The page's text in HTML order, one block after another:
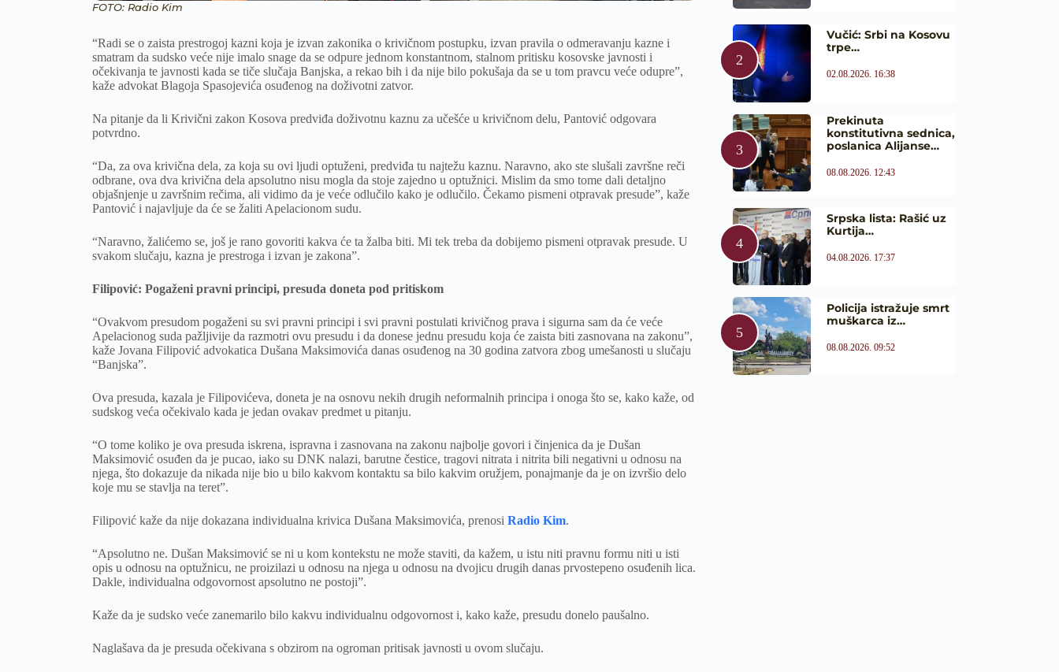
FOTO: Radio Kim
“Radi se o zaista prestrogoj kazni koja je izvan zakonika o krivičnom postupku, izvan pravila o odmeravanju kazne i
smatram da sudsko veće nije imalo snage da se odpure jednom konstantnom, stalnom pritisku kosovske javnosti i
očekivanja te javnosti kada se tiče slučaja Banjska, a rekao bih i da nije bilo pokušaja da se u tom pravcu veće odupre”,
kaže advokat Blagoja Spasojevića osuđenog na doživotni zatvor.
Na pitanje da li Krivični zakon Kosova predviđa doživotnu kaznu za učešće u krivičnom delu, Pantović odgovara
potvrdno.
“Da, za ova krivična dela, za koja su ovi ljudi optuženi, predviđa tu najtežu kaznu. Naravno, ako ste slušali završne reči
odbrane, ova dva krivična dela apsolutno nisu mogla da stoje zajedno u optužnici. Mislim da smo tome dali detaljno
objašnjenje u završnim rečima, ali vidimo da je veće odlučilo kako je odlučilo. Čekamo pismeni otpravak presude”, kaže
Pantović i najavljuje da će se žaliti Apelacionom sudu.
“Naravno, žalićemo se, još je rano govoriti kakva će ta žalba biti. Mi tek treba da dobijemo pismeni otpravak presude. U
svakom slučaju, kazna je prestroga i izvan je zakona”.
Filipović: Pogaženi pravni principi, presuda doneta pod pritiskom
“Ovakvom presudom pogaženi su svi pravni principi i svi pravni postulati krivičnog prava i sigurna sam da će veće
Apelacionog suda pažljivije da razmotri ovu presudu i da donese jednu presudu koja će zaista biti zasnovana na zakonu”,
kaže Jovana Filipović advokatica Dušana Maksimovića danas osuđenog na 30 godina zatvora zbog umešanosti u slučaju
“Banjska”.
Ova presuda, kazala je Filipovićeva, doneta je na osnovu nekih drugih neformalnih principa i onoga što se, kako kaže, od
sudskog veća očekivalo kada je jedan ovakav predmet u pitanju.
“O tome koliko je ova presuda iskrena, ispravna i zasnovana na zakonu najbolje govori i činjenica da je Dušan
Maksimović osuđen da je pucao, iako su DNK nalazi, barutne čestice, tragovi nitrata i nitrita bili negativni u odnosu na
njega, što dokazuje da nikada nije bio u bilo kakvom kontaktu sa bilo kakvim oružjem, ponajmanje da je on izvršio delo
koje mu se stavlja na teret”.
Filipović kaže da nije dokazana individualna krivica Dušana Maksimovića, prenosi Radio Kim.
“Apsolutno ne. Dušan Maksimović se ni u kom kontekstu ne može staviti, da kažem, u istu niti pravnu formu niti u isti
opis u odnosu na optužnicu, ne proizilazi u odnosu na njega u odnosu na dvojicu drugih danas prvostepeno osuđenih lica.
Dakle, individualna odgovornost apsolutno ne postoji”.
Kaže da je sudsko veće zanemarilo bilo kakvu individualnu odgovornost i, kako kaže, presudu donelo paušalno.
Naglašava da je presuda očekivana s obzirom na ogroman pritisak javnosti u ovom slučaju.
Vučić: Srbi na Kosovu
trpe…
02.08.2026. 16:38
Prekinuta
konstitutivna sednica,
poslanica Alijanse…
08.08.2026. 12:43
Srpska lista: Rašić uz
Kurtija…
04.08.2026. 17:37
Policija istražuje smrt
muškarca iz…
08.08.2026. 09:52